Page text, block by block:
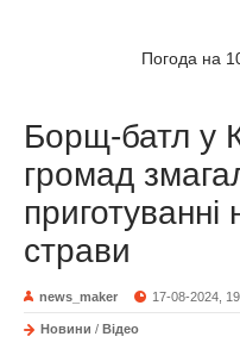
Погода на
Борщ-батл у
громад
приготуванні
страви
news_maker 17-08-2024,
Новини / Відео